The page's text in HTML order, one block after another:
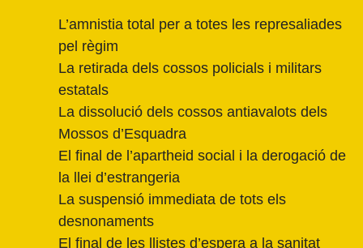
L’amnistia total per a totes les represaliades
pel règim
La retirada dels cossos policials i militars
estatals
La dissolució dels cossos antiavalots dels
Mossos d’Esquadra
El final de l’apartheid social i la derogació de
la llei d’estrangeria
La suspensió immediata de tots els
desnonaments
El final de les llistes d’espera a la sanitat